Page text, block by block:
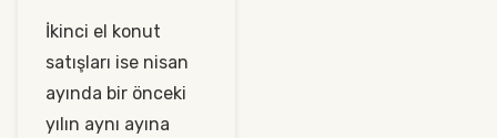
İkinci el konut
satışları ise nisan
ayında bir önceki
yılın aynı ayına